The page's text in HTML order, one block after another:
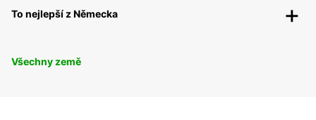
To nejlepší z Německa
Všechny země